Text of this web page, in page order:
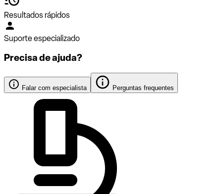
Resultados rápidos
Suporte especializado
Precisa de ajuda?
Falar com especialista Perguntas frequentes